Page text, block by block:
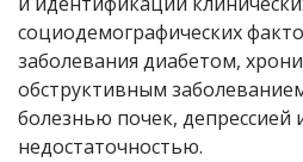
социодемографических
заболевания диабетом,
обструктивным
болезнью почек, депрессией
недостаточностью.